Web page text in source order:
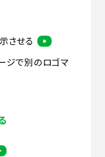
させる
ジで別のロゴマ